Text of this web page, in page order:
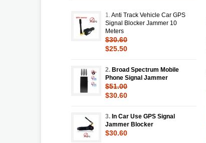
1.Anti Track Vehicle Car GPS
Signal Blocker Jammer 10
Meters
$30.60
$25.50
2. Broad Spectrum Mobile
Phone Signal Jammer
$51.00
$30.60
3. In Car Use GPS Signal
Jammer Blocker
$30.60